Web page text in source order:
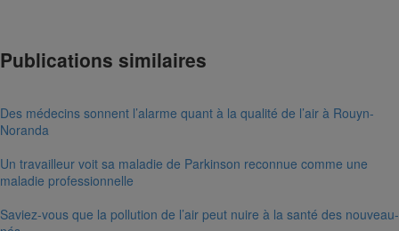
Publications similaires
Des médecins sonnent l’alarme quant à la qualité de l’air à Rouyn-
Noranda
Un travailleur voit sa maladie de Parkinson reconnue comme une
maladie professionnelle
Saviez-vous que la pollution de l’air peut nuire à la santé des nouveau-